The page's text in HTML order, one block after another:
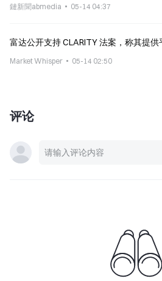
鏈新聞abmedia 05-14 04:37
富达公开支持 CLARITY 法案，称其提
Market Whisper 05-14 02:50
评论